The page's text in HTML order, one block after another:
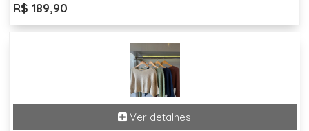
R$ 189,90